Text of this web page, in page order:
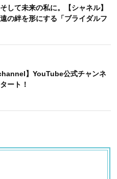
して未来の私に。【シャネル】
の絆を形にする「ブライダルフ
channel】YouTube公式チャンネ
ート！